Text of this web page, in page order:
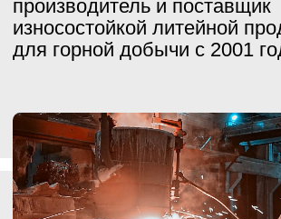
Всегда в наличии на
складеболее 300
находятся в 4 провинциях Китая.
Берём на себя все этапы: подбор запчастей,
производство, логистику, подготовку пакетов
документов для таможни и товарно-